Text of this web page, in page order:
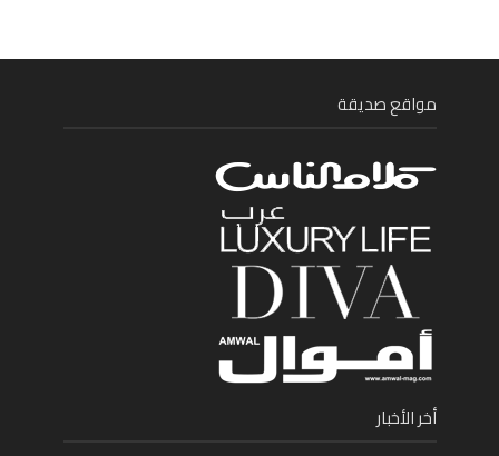
مواقع صديقة
أخر الأخبار